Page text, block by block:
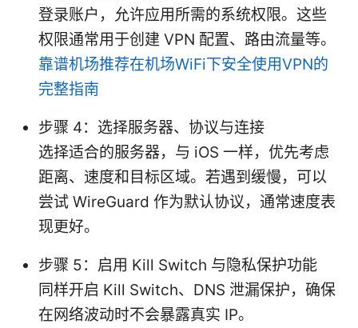
登录账户，允许应用所需的系统权限。这些
权限通常用于创建 VPN 配置、路由流量等。
靠谱机场推荐在机场WiFi下安全使用VPN的
完整指南
步骤 4：选择服务器、协议与连接
选择适合的服务器，与 iOS 一样，优先考虑
距离、速度和目标区域。若遇到缓慢，可以
尝试 WireGuard 作为默认协议，通常速度表
现更好。
步骤 5：启用 Kill Switch 与隐私保护功能
同样开启 Kill Switch、DNS 泄漏保护，确保
在网络波动时不会暴露真实 IP。